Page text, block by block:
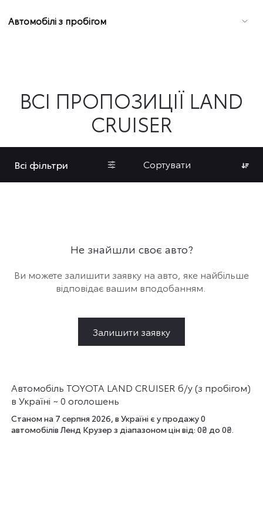
Автомобілі з пробігом
ВСІ ПРОПОЗИЦІЇ LAND
CRUISER
Всі фільтри Сортувати
Не знайшли своє авто?
Ви можете залишити заявку на авто, яке найбільше
відповідає вашим вподобанням.
Залишити заявку
Автомобіль TOYOTA LAND CRUISER б/у (з пробігом)
в Україні ~ 0 оголошень
Станом на 7 серпня 2026, в Україні є у продажу 0
автомобілів Ленд Крузер з діапазоном цін від: 0₴ до 0₴.